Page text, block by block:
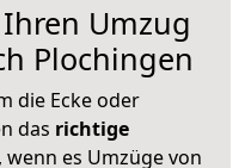
Umzug
Plochingen
die Ecke oder
das richtige
es Umzüge von